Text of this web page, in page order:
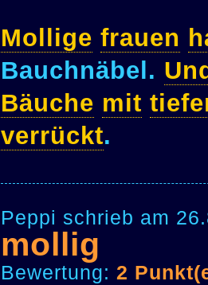
Mollige frauen
Bauchnäbel.
Bäuche mit
verrückt.
Peppi schrieb am
mollig
Bewertung: 2